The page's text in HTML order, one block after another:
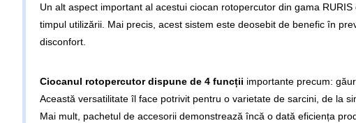
Un alt aspect important al acestui ciocan rotopercutor din gama
timpul utilizării. Mai precis, acest sistem este deosebit de benefic în
disconfort.
Ciocanul rotopercutor dispune de 4 funcții importante precum:
Această versatilitate îl face potrivit pentru o varietate de sarcini, de la
Mai mult, pachetul de accesorii demonstrează încă o dată eficiența